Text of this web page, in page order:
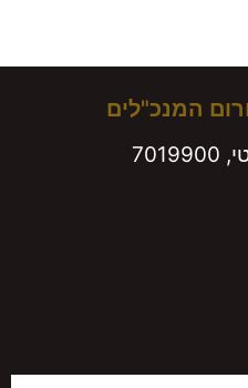
המנכ"לים